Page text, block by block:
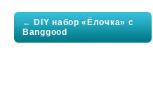
Post
navigation
← DIY набор «Ёлочка» с
Banggood